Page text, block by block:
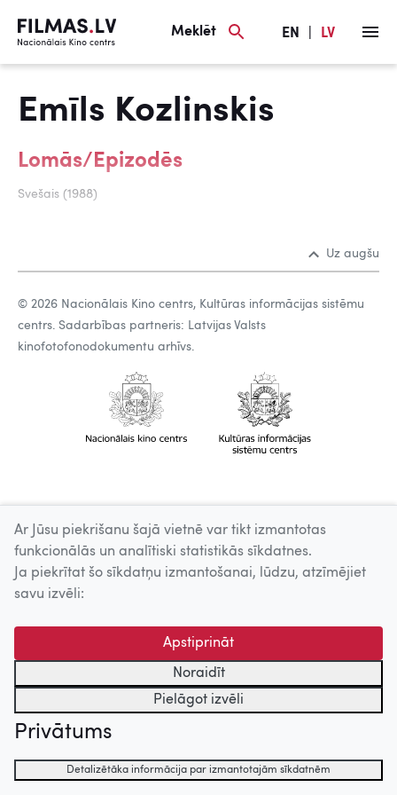
Meklēt EN LV
Emīls Kozlinskis
Lomās/Epizodēs
Svešais (1988)
Uz augšu
© 2026 Nacionālais Kino centrs, Kultūras informācijas sistēmu
centrs. Sadarbības partneris: Latvijas Valsts
kinofotofonodokumentu arhīvs.
Ar Jūsu piekrišanu šajā vietnē var tikt izmantotas
funkcionālās un analītiski statistikās sīkdatnes.
Ja piekrītat šo sīkdatņu izmantošanai, lūdzu, atzīmējiet
savu izvēli:
Apstiprināt
Noraidīt
Pielāgot izvēli
Privātums
Detalizētāka informācija par izmantotajām sīkdatnēm